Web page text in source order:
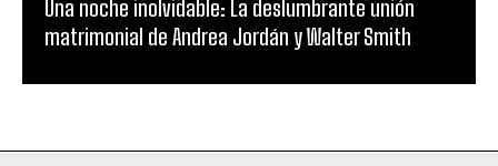
Una noche inolvidable: La deslumbrante unión
matrimonial de Andrea Jordán y Walter Smith